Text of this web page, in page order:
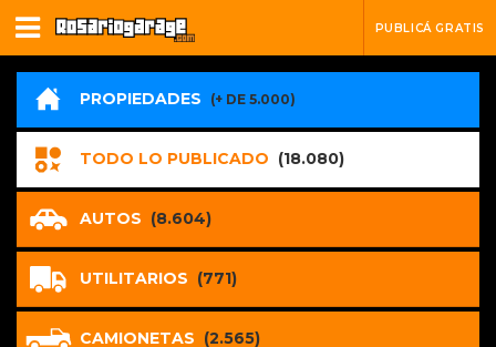
PUBLICÁ GRATIS
PROPIEDADES (+ DE 5.000)
TODO LO PUBLICADO (18.080)
AUTOS (8.604)
UTILITARIOS (771)
CAMIONETAS (2.565)